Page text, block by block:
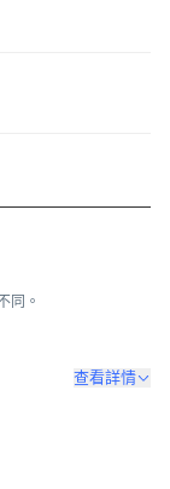
同。
查看詳情